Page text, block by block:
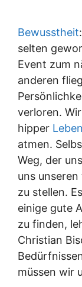
Bewusstheit
selten
Event zum
anderen
verloren.
hipper
atmen.
Weg, der
uns
zu stellen.
einige gute
zu finden,
Christian
müssen wir